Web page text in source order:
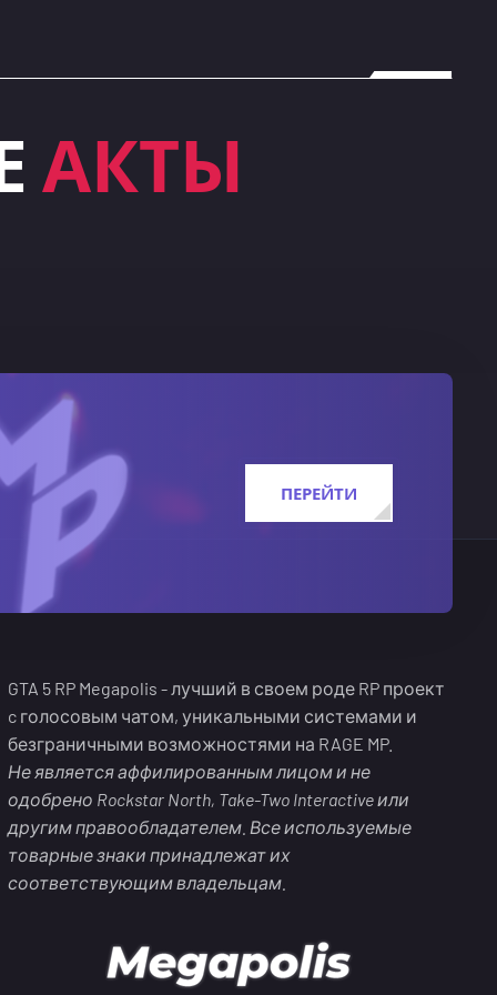
АКТЫ
ПЕРЕЙТИ
GTA 5 RP Megapolis - лучший в своем роде RP проект
c голосовым чатом, уникальными системами и
безграничными возможностями на RAGE MP.
Не является аффилированным лицом и не
одобрено Rockstar North, Take-Two Interactive или
другим правообладателем. Все используемые
товарные знаки принадлежат их
соответствующим владельцам.